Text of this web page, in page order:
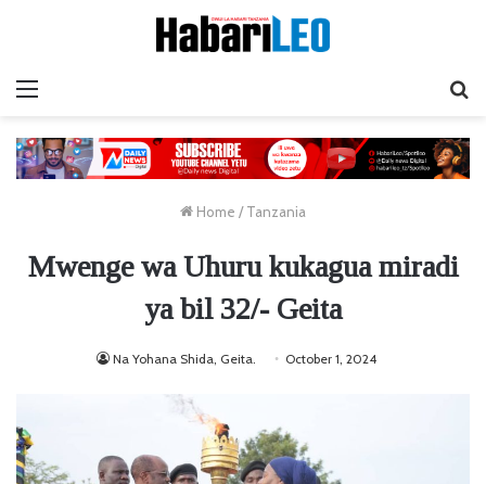
Home / Tanzania
Mwenge wa Uhuru kukagua miradi
ya bil 32/- Geita
Na Yohana Shida, Geita. October 1, 2024